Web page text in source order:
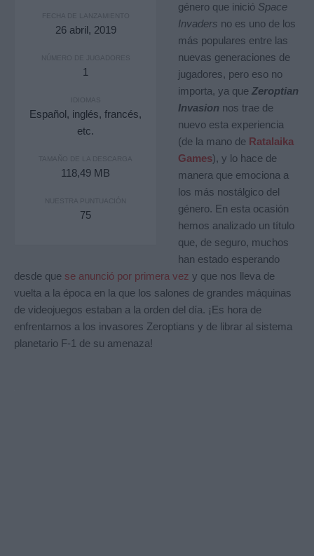
FECHA DE LANZAMIENTO
26 abril, 2019
NÚMERO DE JUGADORES
1
IDIOMAS
Español, inglés, francés,
etc.
TAMAÑO DE LA DESCARGA
118,49 MB
NUESTRA PUNTUACIÓN
75
género que inició Space
Invaders no es uno de los
más populares entre las
nuevas generaciones de
jugadores, pero eso no
importa, ya que Zeroptian
Invasion nos trae de
nuevo esta experiencia
(de la mano de Ratalaika
Games), y lo hace de
manera que emociona a
los más nostálgico del
género. En esta ocasión
hemos analizado un título
que, de seguro, muchos
han estado esperando
desde que se anunció por primera vez y que nos lleva de
vuelta a la época en la que los salones de grandes máquinas
de videojuegos estaban a la orden del día. ¡Es hora de
enfrentarnos a los invasores Zeroptians y de librar al sistema
planetario F-1 de su amenaza!